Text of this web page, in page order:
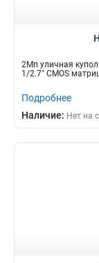
2Мп уличная
1/2.7" CMOS
Подробнее
Наличие: Нет на